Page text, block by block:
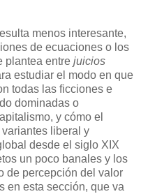
menos interesante,
de ecuaciones o los
plantea entre juicios
estudiar el modo en que
todas las ficciones e
dominadas o
y cómo el
liberal y
desde el siglo XIX
un poco banales y los
de percepción del valor
en esta sección, que va